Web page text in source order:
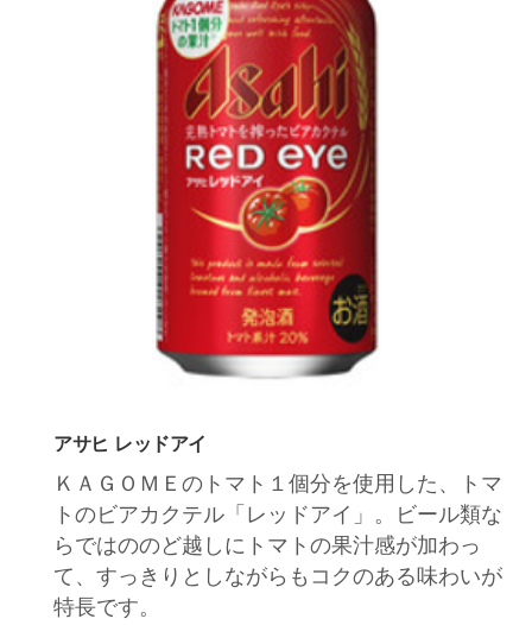
アサヒ レッドアイ
ＫＡＧＯＭＥのトマト１個分を使用した、トマ
トのビアカクテル「レッドアイ」。ビール類な
らではののど越しにトマトの果汁感が加わっ
て、すっきりとしながらもコクのある味わいが
特長です。